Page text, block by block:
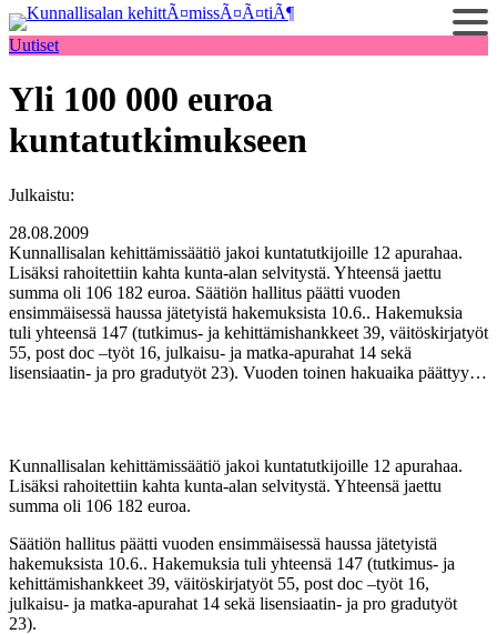
Siirry
sisältöön
Uutiset
Yli 100 000 euroa
kuntatutkimukseen
Julkaistu:
28.08.2009
Kunnallisalan kehittämissäätiö jakoi kuntatutkijoille 12 apurahaa.
Lisäksi rahoitettiin kahta kunta-alan selvitystä. Yhteensä jaettu
summa oli 106 182 euroa. Säätiön hallitus päätti vuoden
ensimmäisessä haussa jätetyistä hakemuksista 10.6.. Hakemuksia
tuli yhteensä 147 (tutkimus- ja kehittämishankkeet 39, väitöskirjatyöt
55, post doc –työt 16, julkaisu- ja matka-apurahat 14 sekä
lisensiaatin- ja pro gradutyöt 23). Vuoden toinen hakuaika päättyy…
Kunnallisalan kehittämissäätiö jakoi kuntatutkijoille 12 apurahaa.
Lisäksi rahoitettiin kahta kunta-alan selvitystä. Yhteensä jaettu
summa oli 106 182 euroa.
Säätiön hallitus päätti vuoden ensimmäisessä haussa jätetyistä
hakemuksista 10.6.. Hakemuksia tuli yhteensä 147 (tutkimus- ja
kehittämishankkeet 39, väitöskirjatyöt 55, post doc –työt 16,
julkaisu- ja matka-apurahat 14 sekä lisensiaatin- ja pro gradutyöt
23).